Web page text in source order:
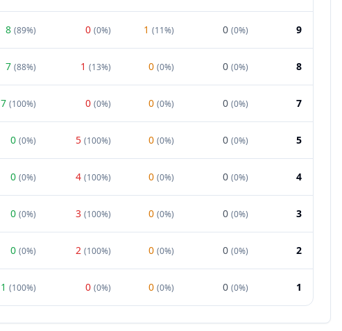
8 (89%) 0 (0%) 1 (11%) 0 (0%) 9
7 (88%) 1 (13%) 0 (0%) 0 (0%) 8
7 (100%) 0 (0%) 0 (0%) 0 (0%) 7
0 (0%) 5 (100%) 0 (0%) 0 (0%) 5
0 (0%) 4 (100%) 0 (0%) 0 (0%) 4
0 (0%) 3 (100%) 0 (0%) 0 (0%) 3
0 (0%) 2 (100%) 0 (0%) 0 (0%) 2
1 (100%) 0 (0%) 0 (0%) 0 (0%) 1